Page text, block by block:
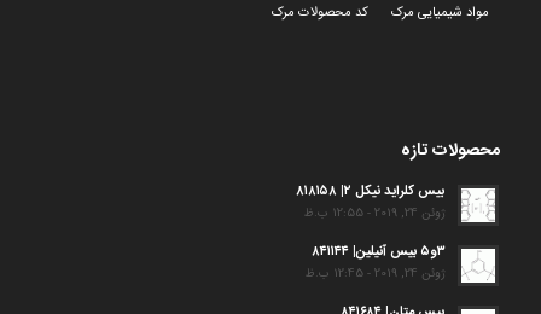
مواد شیمیایی مرک
کد محصولات مرک
محصولات تازه
بیس کلراید نیکل ۲| ۸۱۸۱۵۸
ژوئن 24, 2019 - 12:55 ب.ظ
۳و۵ بیس آنیلین| ۸۴۱۱۴۴
ژوئن 24, 2019 - 12:45 ب.ظ